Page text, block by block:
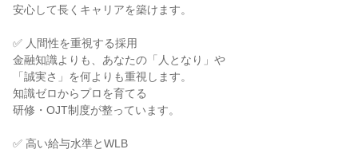
安心して長くキャリアを築けます。
✅ 人間性を重視する採用
金融知識よりも、あなたの「人となり」や
「誠実さ」を何よりも重視します。
知識ゼロからプロを育てる
研修・OJT制度が整っています。
✅ 高い給与水準とWLB